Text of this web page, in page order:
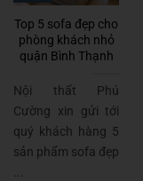
Top 5 sofa đẹp cho
phòng khách nhỏ
quận Bình Thạnh
Nội thất Phú
Cường xin gửi tới
quý khách hàng 5
sản phẩm sofa đẹp
...